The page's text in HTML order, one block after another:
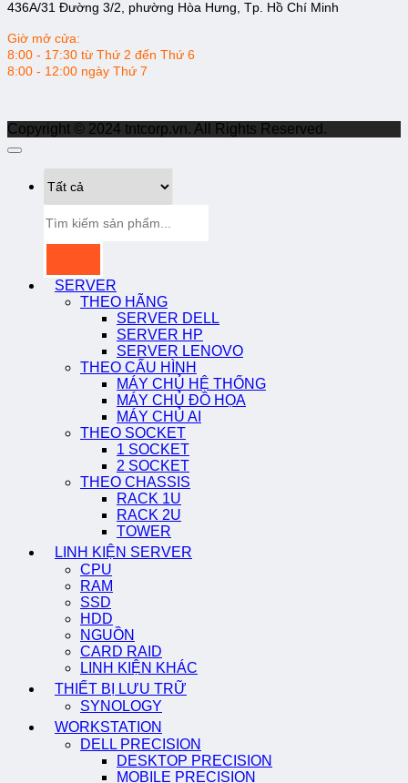
436A/31 Đường 3/2, phường Hòa Hưng, Tp. Hồ Chí Minh
Giờ mở cửa:
8:00 - 17:30 từ Thứ 2 đến Thứ 6
8:00 - 12:00 ngày Thứ 7
Copyright © 2024 tntcorp.vn. All Rights Reserved.
kiếm:
SERVER
THEO HÃNG
SERVER DELL
SERVER HP
SERVER LENOVO
THEO CẤU HÌNH
MÁY CHỦ HỆ THỐNG
MÁY CHỦ ĐỒ HỌA
MÁY CHỦ AI
THEO SOCKET
1 SOCKET
2 SOCKET
THEO CHASSIS
RACK 1U
RACK 2U
TOWER
LINH KIỆN SERVER
CPU
RAM
SSD
HDD
NGUỒN
CARD RAID
LINH KIỆN KHÁC
THIẾT BỊ LƯU TRỮ
SYNOLOGY
WORKSTATION
DELL PRECISION
DESKTOP PRECISION
MOBILE PRECISION